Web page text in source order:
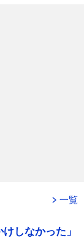
一覧
しなかった」